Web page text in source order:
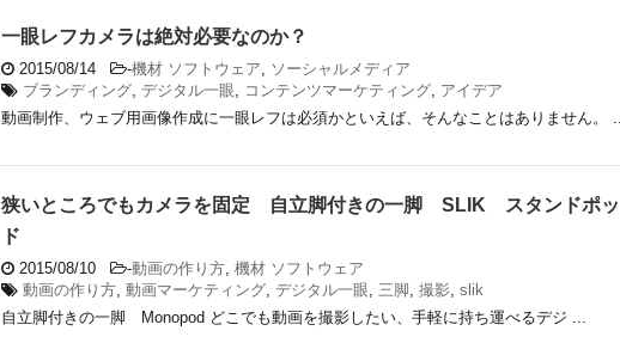
一眼レフカメラは絶対必要なのか？
2015/08/14 -機材 ソフトウェア
ソーシャルメディア
ブランディング デジタル一眼 コンテンツマーケティング アイデア
動画制作、ウェブ用画像作成に一眼レフは必須かといえば、そんなことはありません。 ...
狭いところでもカメラを固定 自立脚付きの一脚 SLIK スタンドポッ
ド
2015/08/10 -動画の作り方 機材 ソフトウェア
動画の作り方 動画マーケティング デジタル一眼 三脚 撮影 slik
自立脚付きの一脚 Monopod どこでも動画を撮影したい、手軽に持ち運べるデジ ...